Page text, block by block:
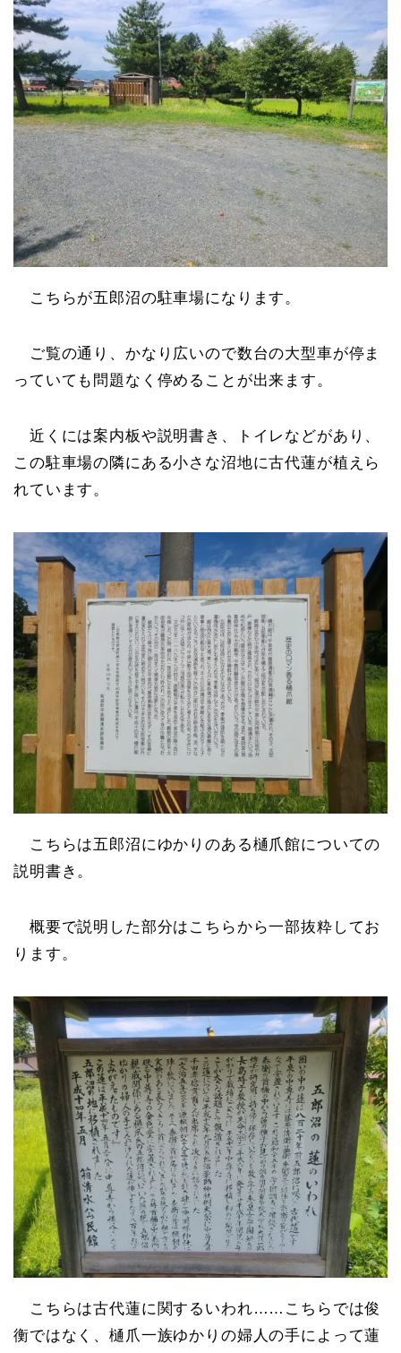
こちらが五郎沼の駐車場になります。
ご覧の通り、かなり広いので数台の大型車が停ま
っていても問題なく停めることが出来ます。
近くには案内板や説明書き、トイレなどがあり、
この駐車場の隣にある小さな沼地に古代蓮が植えら
れています。
こちらは五郎沼にゆかりのある樋爪館についての
説明書き。
概要で説明した部分はこちらから一部抜粋してお
ります。
こちらは古代蓮に関するいわれ……こちらでは俊
衡ではなく、樋爪一族ゆかりの婦人の手によって蓮